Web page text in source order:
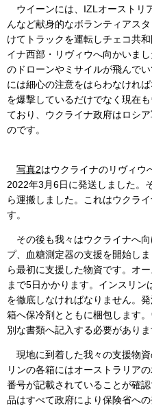
ウイーンには、IZLオーストリ
んなど献身的なボランティアス
けてトラックを運転しチェコ共
イナ西部・リヴィウへ向かいま
のドローンやミサイルが飛んで
には細心の注意をはらわなけれ
を爆撃しているだけでなく現在
ており、ウクライナ政府はロシ
のです。
写真2はウクライナのリヴィウ
2022年3月6日に発送しました。
ら運搬しました。これはウクラ
す。
その後も我々はウクライナへ
プ、血糖測定器の支援を開始しま
ら最初に支援した物資です。オ
まで5日かかります。インスリ
を徹底しなければなりません。
箱へ保冷剤とともに梱包します
別な書類へ記入する必要がありま
現地に到着した我々の支援物
リンの各箱にはオーストラリア
番号が記載されていることが確
品はすべて政府により保険省へ